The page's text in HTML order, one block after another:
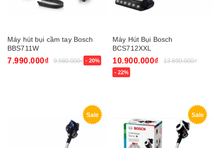
Máy hút bụi cầm tay Bosch
BBS711W
7.990.000₫ 9.980.000₫ - 20%
Máy Hút Bụi Bosch
BCS712XXL
10.900.000₫ 13.890.000₫
- 22%
Sale Sale